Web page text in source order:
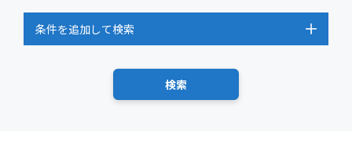
条件を追加して検索